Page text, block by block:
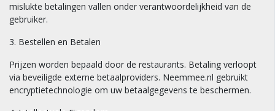
mislukte betalingen vallen onder verantwoordelijkheid van de
gebruiker.
3. Bestellen en Betalen
Prijzen worden bepaald door de restaurants. Betaling verloopt
via beveiligde externe betaalproviders. Neemmee.nl gebruikt
encryptietechnologie om uw betaalgegevens te beschermen.